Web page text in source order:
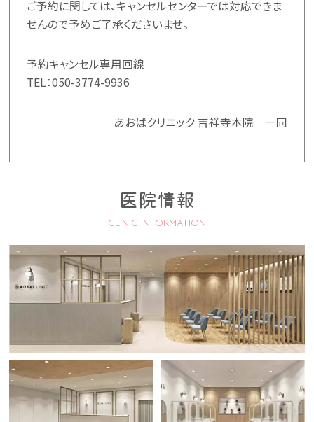
ご予約に関しては、キャンセルセンターでは対応できま
せんので予めご了承くださいませ。
予約キャンセル専用回線
TEL：050-3774-9936
あおばクリニック 吉祥寺本院 一同
医院情報
CLINIC INFORMATION